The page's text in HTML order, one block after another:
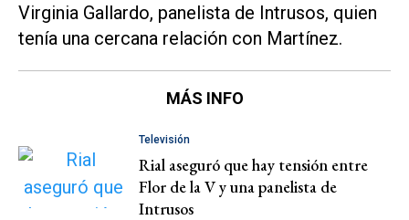
Virginia Gallardo, panelista de Intrusos, quien
tenía una cercana relación con Martínez.
MÁS INFO
Televisión
Rial aseguró que hay tensión entre
Flor de la V y una panelista de
Intrusos